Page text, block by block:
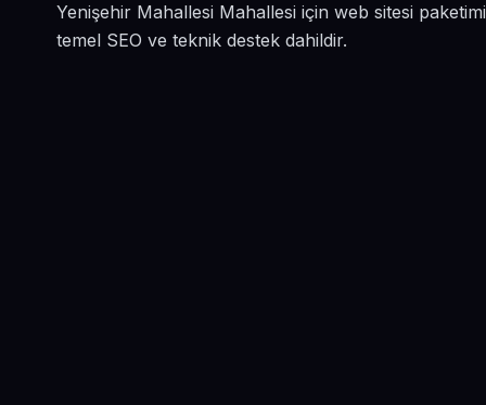
Yenişehir Mahallesi Mahallesi için web sitesi
temel SEO ve teknik destek dahildir.